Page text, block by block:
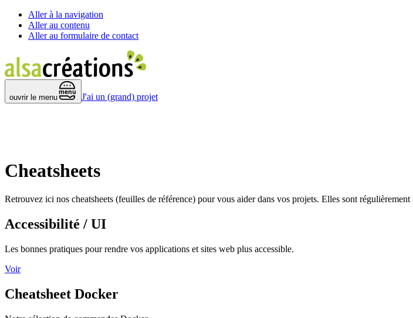
Aller à la navigation
Aller au contenu
Aller au formulaire de contact
ouvrir le menu
menu
J'ai un (grand) projet
Cheatsheets
Retrouvez ici nos cheatsheets (feuilles de référence) pour vous aider dans vos projets. Elles sont régulièrement
Accessibilité / UI
Les bonnes pratiques pour rendre vos applications et sites web plus accessible.
Voir
Cheatsheet Docker